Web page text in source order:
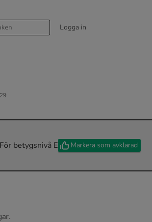
Logga in
betygsnivå E Markera som avklarad